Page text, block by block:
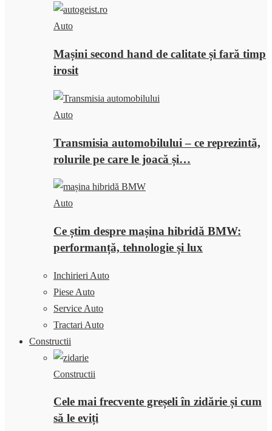
Auto
Mașini second hand de calitate și fară timp
irosit
Auto
Transmisia automobilului – ce reprezintă,
rolurile pe care le joacă și…
Auto
Ce știm despre mașina hibridă BMW:
performanță, tehnologie și lux
Inchirieri Auto
Piese Auto
Service Auto
Tractari Auto
Constructii
Constructii
Cele mai frecvente greșeli în zidărie și cum
să le eviți